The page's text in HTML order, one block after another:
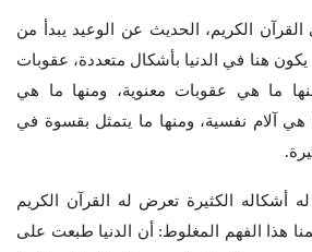
الكريم، الحديث عن الوعيد يبدأ من
يكون هنا في الدنيا بأشكال متعددة، عقوبات
ما هي عقوبات معنوية، ومنها ما هي
هي آلام نفسية، ومنها ما يتمثل بقسوة في
له أشكاله الكثيرة تعرض له القرآن الكريم
هذا الفهم المغلوط: أن الدنيا طبعت على